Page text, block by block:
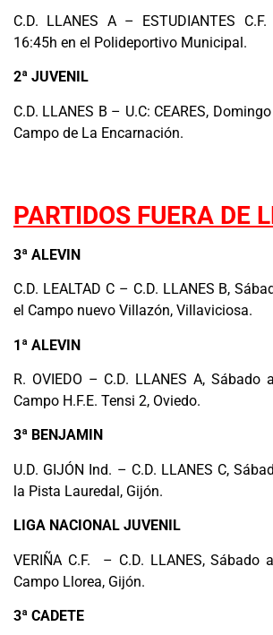
C.D. LLANES A – ESTUDIANTES
16:45h en el Polideportivo Municipal.
2ª JUVENIL
C.D. LLANES B – U.C: CEARES,
Campo de La Encarnación.
PARTIDOS FUERA DE
3ª ALEVIN
C.D. LEALTAD C – C.D. LLANES B,
el Campo nuevo Villazón, Villaviciosa.
1ª ALEVIN
R. OVIEDO – C.D. LLANES A, Sábado
Campo H.F.E. Tensi 2, Oviedo.
3ª BENJAMIN
U.D. GIJÓN Ind. – C.D. LLANES C,
la Pista Lauredal, Gijón.
LIGA NACIONAL JUVENIL
VERIÑA C.F. – C.D. LLANES, Sábado
Campo Llorea, Gijón.
3ª CADETE